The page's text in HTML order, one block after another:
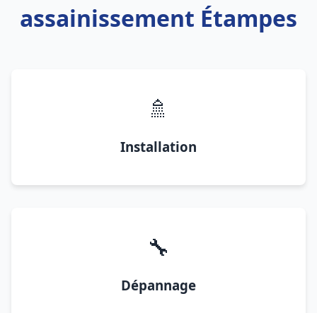
assainissement Étampes
🚿
Installation
🔧
Dépannage